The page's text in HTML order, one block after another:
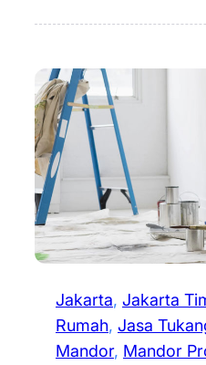
Jakarta, Jakarta
Rumah, Jasa
Mandor, Mandor